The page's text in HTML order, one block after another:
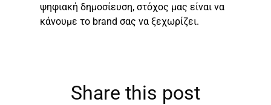
ψηφιακή δημοσίευση, στόχος μας είναι να
κάνουμε το brand σας να ξεχωρίζει.
Share this post